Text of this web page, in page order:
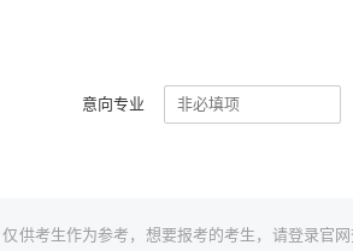
意向专业
供考生作为参考，想要报考的考生，请登录官